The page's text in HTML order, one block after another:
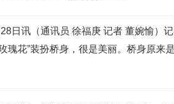
日讯（通讯员 徐福庚 记者 董婉愉）
瑰花”装扮桥身，很是美丽。桥身原来